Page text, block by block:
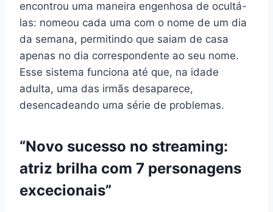
encontrou uma maneira engenhosa de ocultá-
las: nomeou cada uma com o nome de um dia
da semana, permitindo que saiam de casa
apenas no dia correspondente ao seu nome.
Esse sistema funciona até que, na idade
adulta, uma das irmãs desaparece,
desencadeando uma série de problemas.
“Novo sucesso no streaming:
atriz brilha com 7 personagens
excecionais”